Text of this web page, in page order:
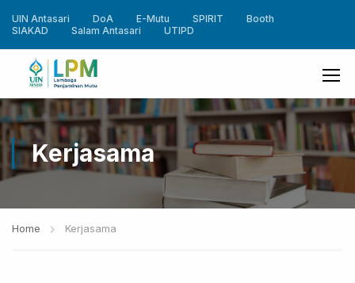
UIN Antasari DoA E-Mutu SPIRIT
Booth
SIAKAD
Salam Antasari UTIPD
Kerjasama
Home Kerjasama